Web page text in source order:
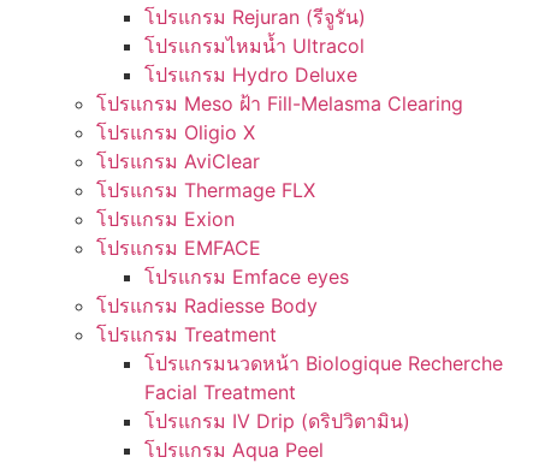
โปรแกรม Rejuran (รีจูรัน)
โปรแกรมไหมน้ำ Ultracol
โปรแกรม Hydro Deluxe
โปรแกรม Meso ฝ้า Fill-Melasma Clearing
โปรแกรม Oligio X
โปรแกรม AviClear
โปรแกรม Thermage FLX
โปรแกรม Exion
โปรแกรม EMFACE
โปรแกรม Emface eyes
โปรแกรม Radiesse Body
โปรแกรม Treatment
โปรแกรมนวดหน้า Biologique Recherche
Facial Treatment
โปรแกรม IV Drip (ดริปวิตามิน)
โปรแกรม Aqua Peel